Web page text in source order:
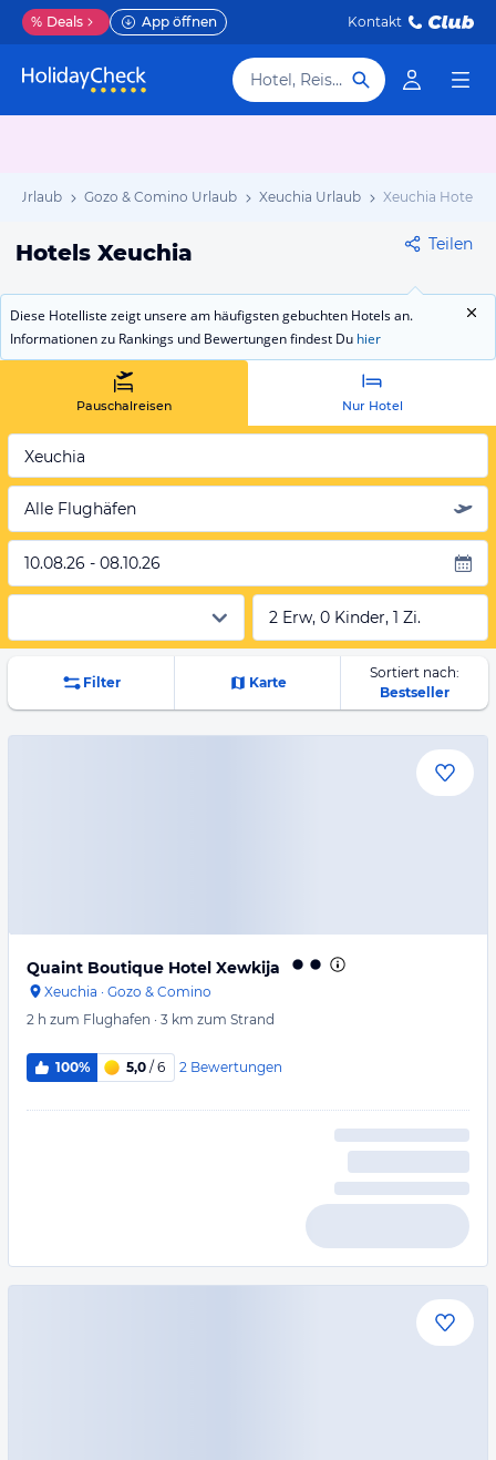
% Deals App öffnen Kontakt
Hotel, Reiseziel
Urlaub Gozo & Comino Urlaub Xeuchia Urlaub Xeuchia Hotels
Hotels Xeuchia Teilen
Diese Hotelliste zeigt unsere am häufigsten gebuchten Hotels an.
Informationen zu Rankings und Bewertungen findest Du hier
Pauschalreisen Nur Hotel
Xeuchia
Alle Flughäfen
10.08.26 - 08.10.26
2 Erw, 0 Kinder, 1 Zi.
Filter Karte
Sortiert nach:
Bestseller
Quaint Boutique Hotel Xewkija
Xeuchia · Gozo & Comino
2 h zum Flughafen · 3 km zum Strand
100% 5,0 / 6 2 Bewertungen